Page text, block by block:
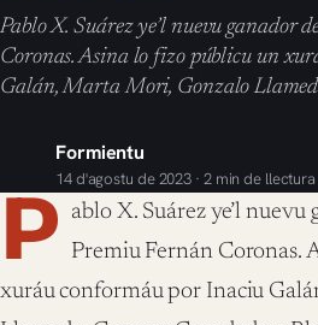
Pablo X. Suárez ye’l nuevu ganador
Coronas. Asina lo fizo públicu un
Galán, Marta Mori, Gonzalo
Formientu
14 d'agostu de 2023 · 2 min de llectura
P ablo X. Suárez ye’l
Premiu Fernán Coronas.
xuráu conformáu por Inaciu